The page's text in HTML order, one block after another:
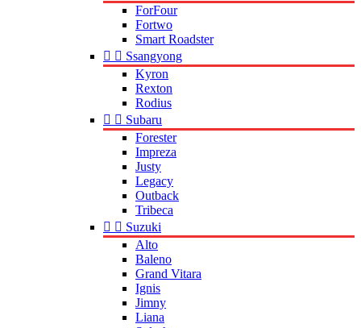
ForFour
Fortwo
Smart Roadster
  Ssangyong
Kyron
Rexton
Rodius
  Subaru
Forester
Impreza
Justy
Legacy
Outback
Tribeca
  Suzuki
Alto
Baleno
Grand Vitara
Ignis
Jimny
Liana